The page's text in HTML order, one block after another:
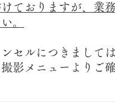
ておりますが、業
。
セルにつきまして
影メニューよりご